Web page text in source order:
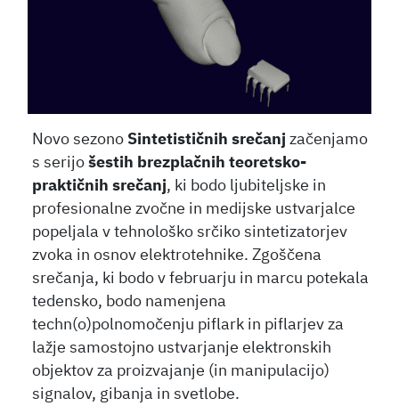
Novo sezono Sintetističnih srečanj začenjamo
s serijošestih brezplačnih teoretsko-
praktičnih srečanj, ki bodo ljubiteljske in
profesionalne zvočne in medijske ustvarjalce
popeljala v tehnološko srčiko sintetizatorjev
zvoka in osnov elektrotehnike. Zgoščena
srečanja, ki bodo v februarju in marcu potekala
tedensko, bodo namenjena
techn(o)polnomočenju piflark in piflarjev za
lažje samostojno ustvarjanje elektronskih
objektov za proizvajanje (in manipulacijo)
signalov, gibanja in svetlobe.